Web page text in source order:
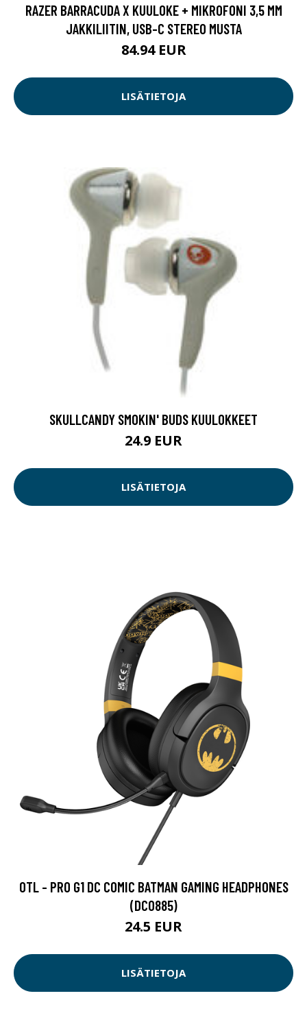
RAZER BARRACUDA X KUULOKE + MIKROFONI 3,5 MM
JAKKILIITIN, USB-C STEREO MUSTA
84.94 EUR
LISÄTIETOJA
SKULLCANDY SMOKIN' BUDS KUULOKKEET
24.9 EUR
LISÄTIETOJA
OTL - PRO G1 DC COMIC BATMAN GAMING HEADPHONES
(DC0885)
24.5 EUR
LISÄTIETOJA